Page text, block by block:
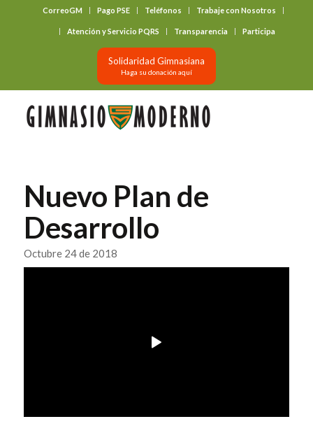
CorreoGM Pago PSE Teléfonos Trabaje con Nosotros
Atención y Servicio PQRS Transparencia Participa
Solidaridad Gimnasiana
Haga su donación aquí
Nuevo Plan de
Desarrollo
Octubre 24 de 2018